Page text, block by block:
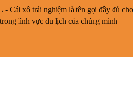
- Cái xô trải nghiệm là tên gọi đầy đủ
lĩnh vực du lịch của chúng mình